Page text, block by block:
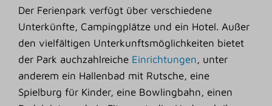
Der Ferienpark verfügt über verschiedene
Unterkünfte, Campingplätze und ein Hotel. Außer
den vielfältigen Unterkunftsmöglichkeiten bietet
der Park auchzahlreiche Einrichtungen, unter
anderem ein Hallenbad mit Rutsche, eine
Spielburg für Kinder, eine Bowlingbahn, einen